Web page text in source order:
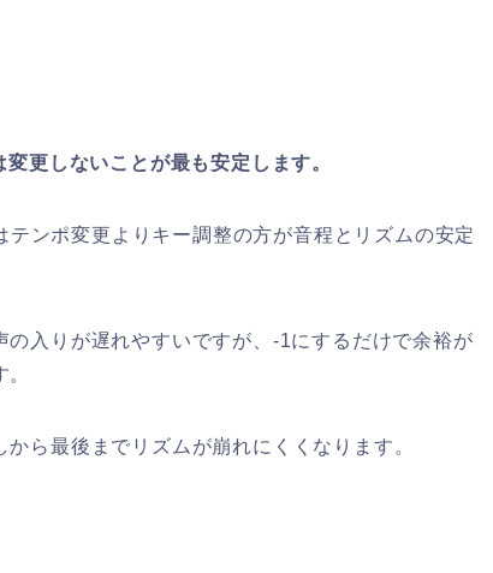
更しないことが最も安定します。
ンポ変更よりキー調整の方が音程とリズムの安定
入りが遅れやすいですが、-1にするだけで余裕が
ら最後までリズムが崩れにくくなります。